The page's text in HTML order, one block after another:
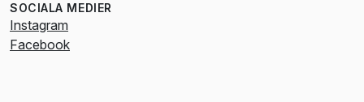
SOCIALA MEDIER
Instagram
Facebook